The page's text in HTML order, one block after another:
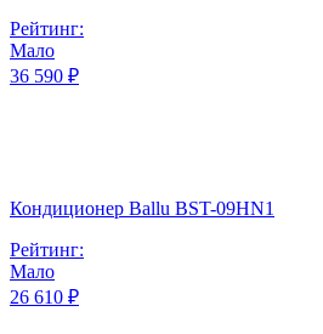
Рейтинг:
Мало
36 590 ₽
Кондиционер Ballu BST-09HN1
Рейтинг:
Мало
26 610 ₽